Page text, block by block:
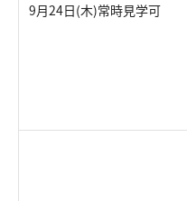
9月24日(木)常時見学可